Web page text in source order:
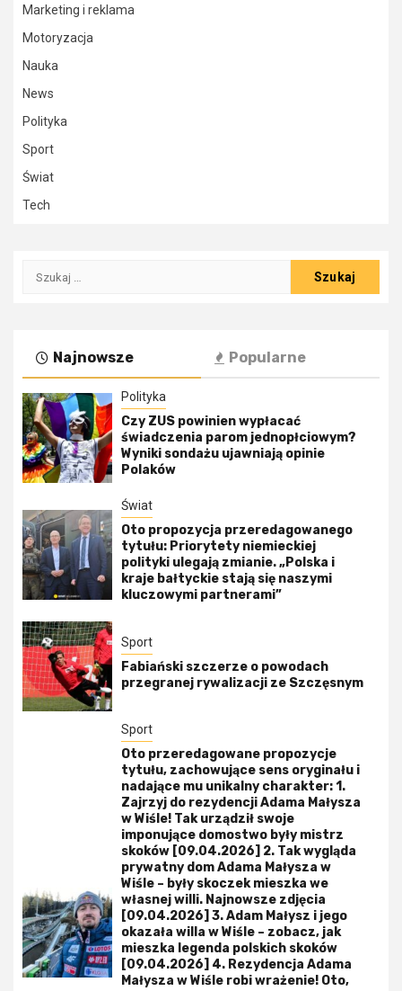
Marketing i reklama
Motoryzacja
Nauka
News
Polityka
Sport
Świat
Tech
Szukaj:
Najnowsze Popularne
Polityka
Czy ZUS powinien wypłacać
świadczenia parom jednopłciowym?
Wyniki sondażu ujawniają opinie
Polaków
Świat
Oto propozycja przeredagowanego
tytułu: Priorytety niemieckiej
polityki ulegają zmianie. „Polska i
kraje bałtyckie stają się naszymi
kluczowymi partnerami”
Sport
Fabiański szczerze o powodach
przegranej rywalizacji ze Szczęsnym
Sport
Oto przeredagowane propozycje
tytułu, zachowujące sens oryginału i
nadające mu unikalny charakter: 1.
Zajrzyj do rezydencji Adama Małysza
w Wiśle! Tak urządził swoje
imponujące domostwo były mistrz
skoków [09.04.2026] 2. Tak wygląda
prywatny dom Adama Małysza w
Wiśle – były skoczek mieszka we
własnej willi. Najnowsze zdjęcia
[09.04.2026] 3. Adam Małysz i jego
okazała willa w Wiśle – zobacz, jak
mieszka legenda polskich skoków
[09.04.2026] 4. Rezydencja Adama
Małysza w Wiśle robi wrażenie! Oto,